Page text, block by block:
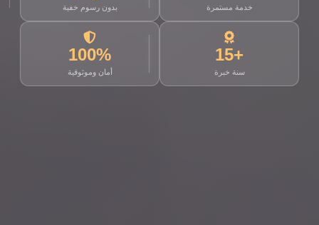
خدمة مستمرة بدون رسوم خفية
+15
سنة خبرة
100%
أمان وموثوقية